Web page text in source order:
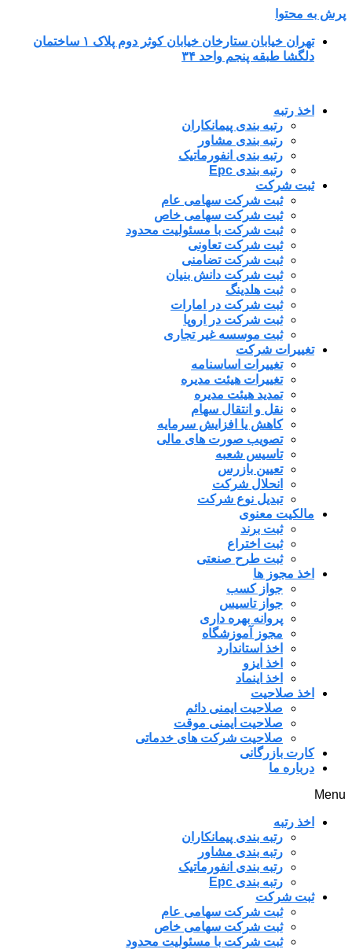
پرش به محتوا
تهران خیابان ستارخان خیابان کوثر دوم پلاک ۱ ساختمان
دلگشا طبقه پنجم واحد ۳۴
اخذ رتبه
رتبه بندی پیمانکاران
رتبه بندی مشاور
رتبه بندی انفورماتیک
رتبه بندی Epc
ثبت شرکت
ثبت شرکت سهامی عام
ثبت شرکت سهامی خاص
ثبت شرکت با مسئولیت محدود
ثبت شرکت تعاونی
ثبت شرکت تضامنی
ثبت شرکت دانش بنیان
ثبت هلدینگ
ثبت شرکت در امارات
ثبت شرکت در اروپا
ثبت موسسه غیر تجاری
تغییرات شرکت
تغییرات اساسنامه
تغییرات هیئت مدیره
تمدید هیئت مدیره
نقل و انتقال سهام
کاهش یا افزایش سرمایه
تصویب صورت های مالی
تاسیس شعبه
تعیین بازرس
انحلال شرکت
تبدیل نوع شرکت
مالکیت معنوی
ثبت برند
ثبت اختراع
ثبت طرح صنعتی
اخذ مجوز ها
جواز کسب
جواز تاسیس
پروانه بهره داری
مجوز آموزشگاه
اخذ استاندارد
اخذ ایزو
اخذ اینماد
اخذ صلاحیت
صلاحیت ایمنی دائم
صلاحیت ایمنی موقت
صلاحیت شرکت های خدماتی
کارت بازرگانی
درباره ما
Menu
اخذ رتبه
رتبه بندی پیمانکاران
رتبه بندی مشاور
رتبه بندی انفورماتیک
رتبه بندی Epc
ثبت شرکت
ثبت شرکت سهامی عام
ثبت شرکت سهامی خاص
ثبت شرکت با مسئولیت محدود